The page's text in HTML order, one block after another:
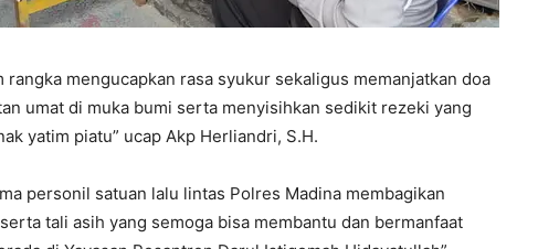
rangka mengucapkan rasa syukur sekaligus memanjatkan doa
umat di muka bumi serta menyisihkan sedikit rezeki yang
yatim piatu” ucap Akp Herliandri, S.H.
personil satuan lalu lintas Polres Madina membagikan
tali asih yang semoga bisa membantu dan bermanfaat